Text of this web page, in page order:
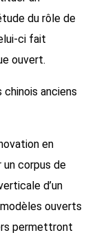
du rôle de
ci fait
ouvert.
anciens
en
corpus de
d’un
ouverts
permettront